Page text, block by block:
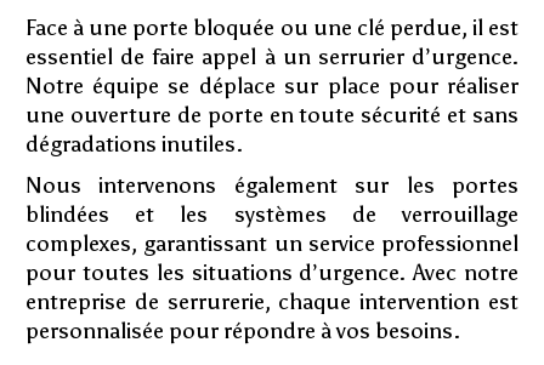
Face à une porte bloquée ou une clé perdue, il est
essentiel de faire appel à un serrurier d’urgence.
Notre équipe se déplace sur place pour réaliser
une ouverture de porte en toute sécurité et sans
dégradations inutiles.
Nous intervenons également sur les portes
blindées et les systèmes de verrouillage
complexes, garantissant un service professionnel
pour toutes les situations d’urgence. Avec notre
entreprise de serrurerie, chaque intervention est
personnalisée pour répondre à vos besoins.